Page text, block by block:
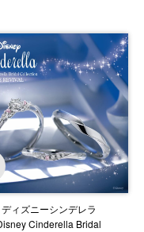
ディズニーシンデレラ
Cinderella Bridal